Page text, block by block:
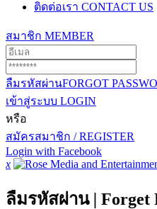
ติดต่อเรา CONTACT US
สมาชิก MEMBER
ลืมรหัสผ่านFORGOT
เข้าสู่ระบบ LOGIN
หรือ
สมัครสมาชิก / REGISTER
Login with Facebook
x
ลืมรหัสผ่าน | Forget